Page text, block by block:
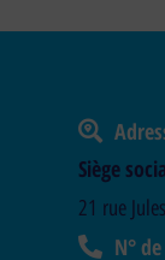
Siège
21 rue
N°